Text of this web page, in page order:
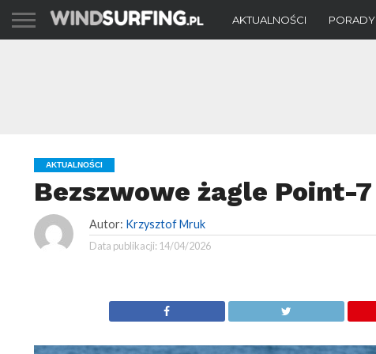
AKTUALNOŚCI PORADY
AKTUALNOŚCI
Bezszwowe żagle Point-7
Autor: Krzysztof Mruk
Data publikacji: 14/04/2026